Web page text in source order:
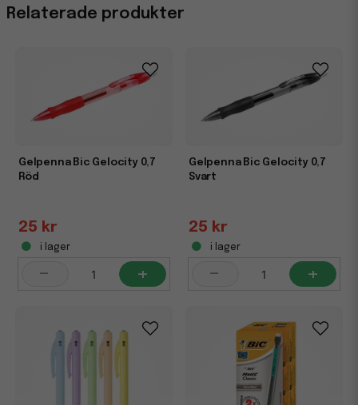
Relaterade produkter
Gelpenna Bic Gelocity 0,7
Röd
25 kr
i lager
- +
Gelpenna Bic Gelocity 0,7
Svart
25 kr
i lager
- +